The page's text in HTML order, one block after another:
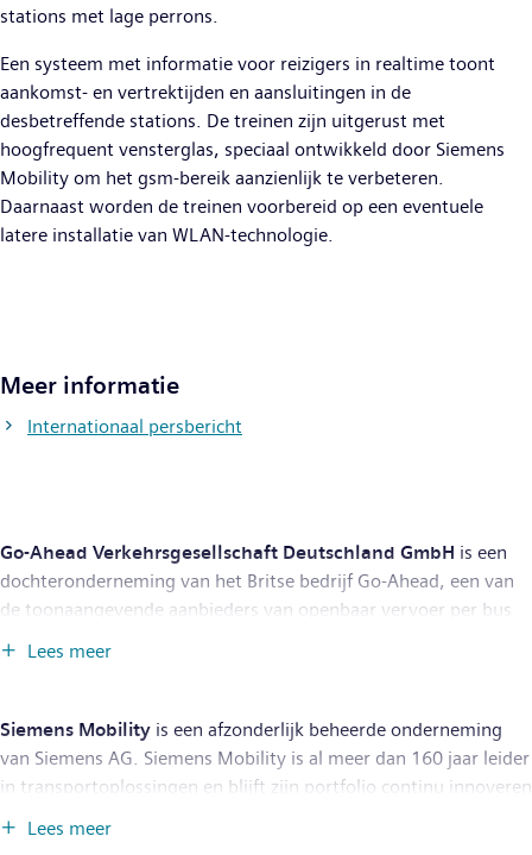
stations met lage perrons.
Een systeem met informatie voor reizigers in realtime toont
aankomst- en vertrektijden en aansluitingen in de
desbetreffende stations. De treinen zijn uitgerust met
hoogfrequent vensterglas, speciaal ontwikkeld door Siemens
Mobility om het gsm-bereik aanzienlijk te verbeteren.
Daarnaast worden de treinen voorbereid op een eventuele
latere installatie van WLAN-technologie.
Meer informatie
Internationaal persbericht
Go-Ahead Verkehrsgesellschaft Deutschland GmbH is een
dochteronderneming van het Britse bedrijf Go-Ahead, een van
de toonaangevende aanbieders van openbaar vervoer per bus
busmaatschappijen. Duurzaamheid en veiligheid zijn centrale
bedrijfswaarden die worden uitgedragen bij het werk van
alledag. Dit wordt aangetoond door de Carbon Trust Triple
klimaatvriendelijk engagement.
Lees meer
Siemens Mobility is een afzonderlijk beheerde onderneming
van Siemens AG. Siemens Mobility is al meer dan 160 jaar leider
in transportoplossingen en blijft zijn portfolio continu innoveren
Lees meer